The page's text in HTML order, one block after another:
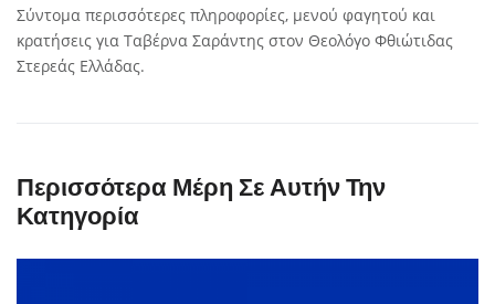
Σύντομα περισσότερες πληροφορίες, μενού φαγητού και
κρατήσεις για Ταβέρνα Σαράντης στον Θεολόγο Φθιώτιδας
Στερεάς Ελλάδας.
Περισσότερα Μέρη Σε Αυτήν Την
Κατηγορία